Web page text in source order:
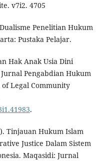
v7i2. 4705
Penelitian Hukum
Pustaka Pelajar.
Hak Anak Usia Dini
Pengabdian Hukum
Legal Community
.
Tinjauan Hukum Islam
Justice Dalam Sistem
Maqasidi: Jurnal